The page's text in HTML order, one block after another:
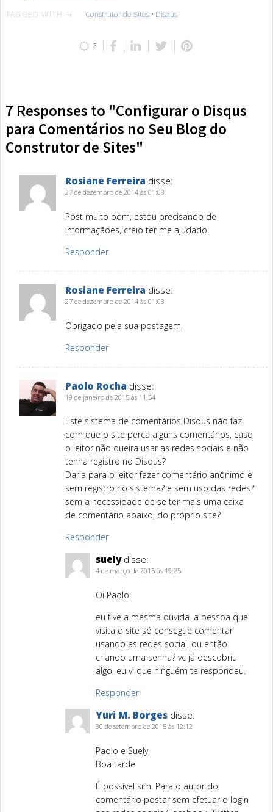
TAGGED WITH → Construtor de Sites• Disqus
5
7 Responses to "Configurar o Disqus
para Comentários no Seu Blog do
Construtor de Sites"
Rosiane Ferreira disse:
27 de dezembro de 2014 às 01:08
Post muito bom, estou precisando de
informaçãoes, creio ter me ajudado.
Responder
Rosiane Ferreira disse:
27 de dezembro de 2014 às 01:08
Obrigado pela sua postagem,
Responder
Paolo Rocha disse:
19 de janeiro de 2015 às 11:54
Este sistema de comentários Disqus não faz
com que o site perca alguns comentários, caso
o leitor não queira usar as redes sociais e não
tenha registro no Disqus?
Daria para o leitor fazer comentário anônimo e
sem registro no sistema? e sem uso das redes?
sem a necessidade de se ter mais uma caixa
de comentário abaixo, do próprio site?
Responder
suely disse:
4 de março de 2015 às 19:25
Oi Paolo
eu tive a mesma duvida. a pessoa que
visita o site só consegue comentar
usando as redes social, ou então
criando uma senha? vc já descobriu
algo, eu vi que ninguém te respondeu.
Responder
Yuri M. Borges disse:
30 de setembro de 2015 às 12:12
Paolo e Suely,
Boa tarde
É possível sim! Para o autor do
comentário postar sem efetuar o login